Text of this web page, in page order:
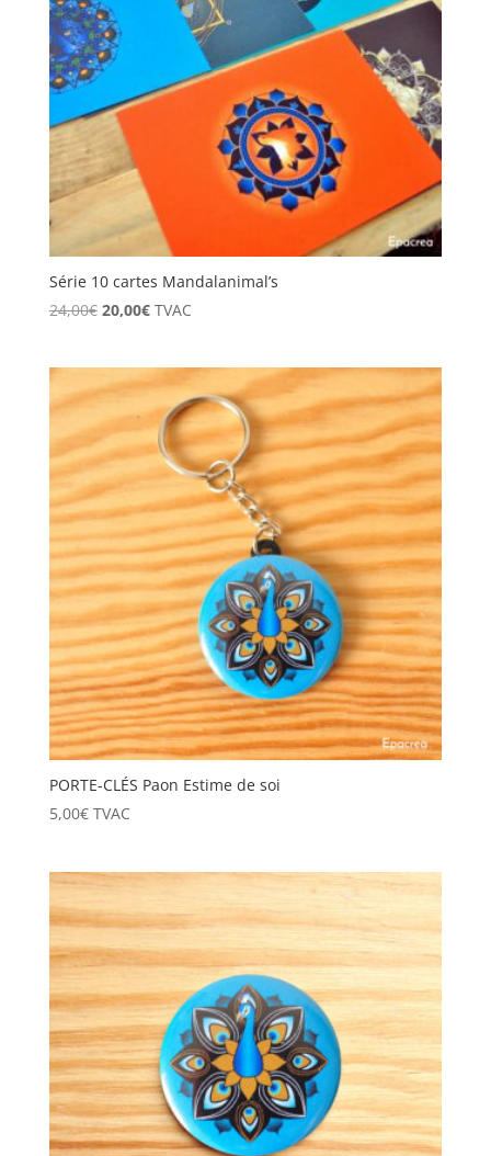
Série 10 cartes Mandalanimal’s
24,00€ Le
était :
24,00€.
20,00€Le
est :
20,00€.
TVAC
PORTE-CLÉS Paon Estime de soi
5,00€ TVAC